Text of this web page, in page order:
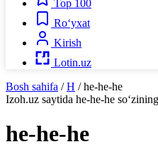
Top 100
Ro‘yxat
Kirish
Lotin.uz
Bosh sahifa / H / he-he-he
Izoh.uz saytida he-he-he
he-he-he